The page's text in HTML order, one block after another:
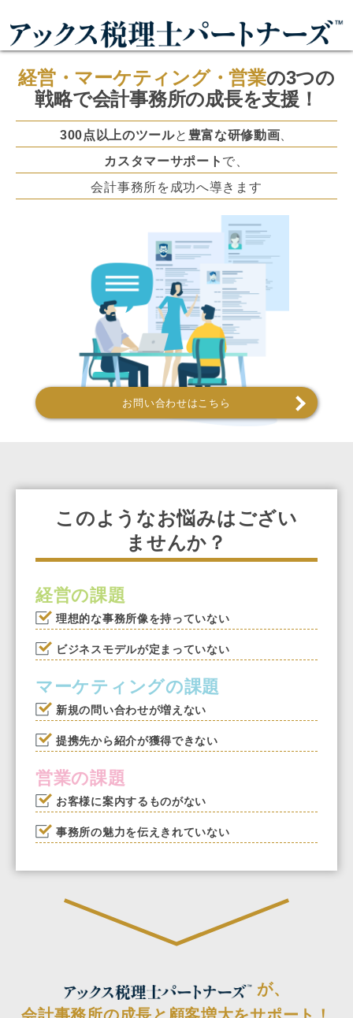
経営・マーケティング・営業の3つの
戦略で会計事務所の成長を支援！
300点以上のツールと豊富な研修動画、
カスタマーサポートで、
会計事務所を成功へ導きます
お問い合わせはこちら
このようなお悩みはござい
ませんか？
経営の課題
理想的な事務所像を持っていない
ビジネスモデルが定まっていない
マーケティングの課題
新規の問い合わせが増えない
提携先から紹介が獲得できない
営業の課題
お客様に案内するものがない
事務所の魅力を伝えきれていない
が、